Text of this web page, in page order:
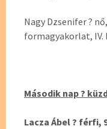
Nagy Dzsenifer ?
formagyakorlat, IV.
Második nap ?
Lacza Ábel ? férfi,